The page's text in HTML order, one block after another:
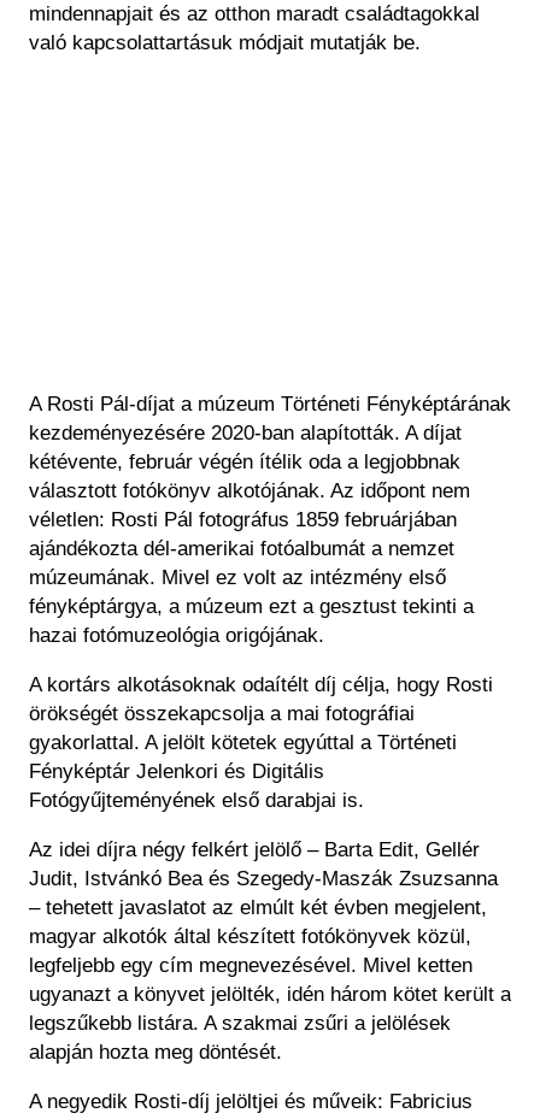
mindennapjait és az otthon maradt családtagokkal
való kapcsolattartásuk módjait mutatják be.
A Rosti Pál-díjat a múzeum Történeti Fényképtárának
kezdeményezésére 2020-ban alapították. A díjat
kétévente, február végén ítélik oda a legjobbnak
választott fotókönyv alkotójának. Az időpont nem
véletlen: Rosti Pál fotográfus 1859 februárjában
ajándékozta dél-amerikai fotóalbumát a nemzet
múzeumának. Mivel ez volt az intézmény első
fényképtárgya, a múzeum ezt a gesztust tekinti a
hazai fotómuzeológia origójának.
A kortárs alkotásoknak odaítélt díj célja, hogy Rosti
örökségét összekapcsolja a mai fotográfiai
gyakorlattal. A jelölt kötetek egyúttal a Történeti
Fényképtár Jelenkori és Digitális
Fotógyűjteményének első darabjai is.
Az idei díjra négy felkért jelölő – Barta Edit, Gellér
Judit, Istvánkó Bea és Szegedy-Maszák Zsuzsanna
– tehetett javaslatot az elmúlt két évben megjelent,
magyar alkotók által készített fotókönyvek közül,
legfeljebb egy cím megnevezésével. Mivel ketten
ugyanazt a könyvet jelölték, idén három kötet került a
legszűkebb listára. A szakmai zsűri a jelölések
alapján hozta meg döntését.
A negyedik Rosti-díj jelöltjei és műveik: Fabricius